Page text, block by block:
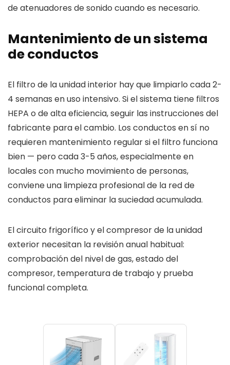
de atenuadores de sonido cuando es necesario.
Mantenimiento de un sistema
de conductos
El filtro de la unidad interior hay que limpiarlo cada 2-
4 semanas en uso intensivo. Si el sistema tiene filtros
HEPA o de alta eficiencia, seguir las instrucciones del
fabricante para el cambio. Los conductos en sí no
requieren mantenimiento regular si el filtro funciona
bien — pero cada 3-5 años, especialmente en
locales con mucho movimiento de personas,
conviene una limpieza profesional de la red de
conductos para eliminar la suciedad acumulada.
El circuito frigorífico y el compresor de la unidad
exterior necesitan la revisión anual habitual:
comprobación del nivel de gas, estado del
compresor, temperatura de trabajo y prueba
funcional completa.